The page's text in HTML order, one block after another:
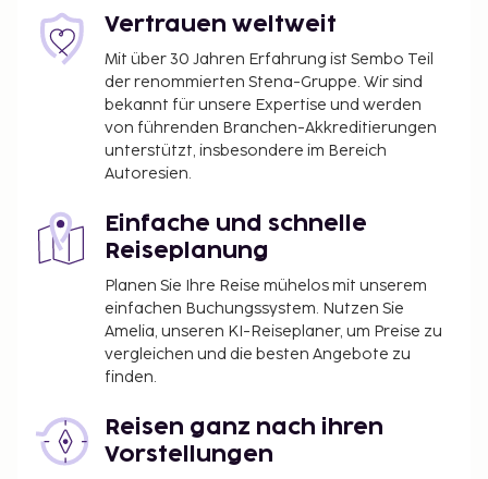
angeboten. Diese Unterkunft ist vom 6. Juni 2026 bis
zum 1. August 2026 geschlossen (Änderungen
vorbehalten).
Von der Unterkunft organisiertes Abendessen:
40 EUR
Die oben aufgeführte Liste enthält vielleicht nicht
alle Informationen. Gebühren und Kautionen
enthalten eventuell keine Steuern und können sich
ändern.
Vertrauen weltweit
Mit über 30 Jahren Erfahrung ist Sembo Teil
der renommierten Stena-Gruppe. Wir sind
bekannt für unsere Expertise und werden
von führenden Branchen-Akkreditierungen
unterstützt, insbesondere im Bereich
Autoresien.
Einfache und schnelle
Reiseplanung
Planen Sie Ihre Reise mühelos mit unserem
einfachen Buchungssystem. Nutzen Sie
Amelia, unseren KI-Reiseplaner, um Preise zu
vergleichen und die besten Angebote zu
finden.
Reisen ganz nach ihren
Vorstellungen